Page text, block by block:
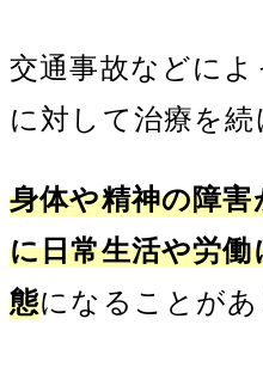
交通事故などに
に対して治療を続
身体や精神の障
に日常生活や労
態になることがあ